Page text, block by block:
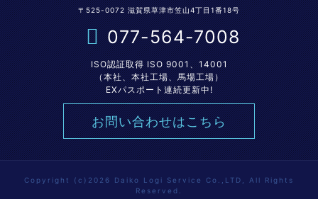
〒525-0072 滋賀県草津市笠山4丁目1番18号
077-564-7008
ISO認証取得 ISO 9001、14001
（本社、本社工場、馬場工場）
EXパスポート連続更新中!
お問い合わせはこちら
Copyright (c)2026 Daiko Logi Service Co.,LTD, All Rights
Reserved.